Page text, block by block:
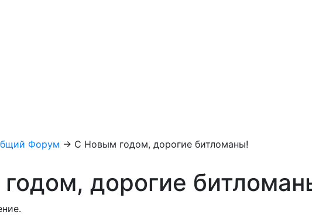
Форум → С Новым годом, дорогие битломаны!
дорогие